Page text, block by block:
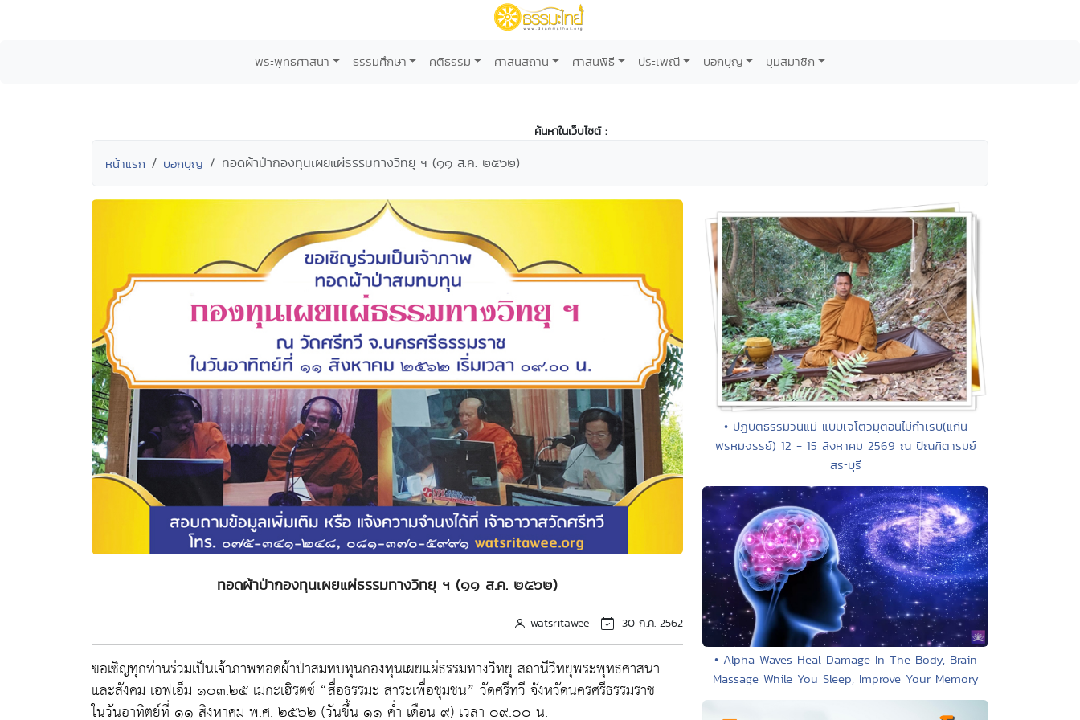
พระพุทธศาสนา ธรรมศึกษา คติธรรม ศาสนสถาน ศาสนพิธี ประเพณี บอกบุญ มุมสมาชิก
ค้นหาในเว็บไซต์ :
หน้าแรก บอกบุญ ทอดผ้าป่ากองทุนเผยแผ่ธรรมทางวิทยุ ฯ (๑๑ ส.ค. ๒๕๖๒)
ทอดผ้าป่ากองทุนเผยแผ่ธรรมทางวิทยุ ฯ (๑๑ ส.ค. ๒๕๖๒)
watsritawee 30 ก.ค. 2562
ขอเชิญทุกท่านร่วมเป็นเจ้าภาพทอดผ้าป่าสมทบทุนกองทุนเผยแผ่ธรรมทางวิทยุ สถานีวิทยุพระพุทธศาสนา
และสังคม เอฟเอ็ม ๑๐๓.๒๕ เมกะเฮิรตซ์ “สื่อธรรมะ สาระเพื่อชุมชน” วัดศรีทวี จังหวัดนครศรีธรรมราช
ในวันอาทิตย์ที่ ๑๑ สิงหาคม พ.ศ. ๒๕๖๒ (วันขึ้น ๑๑ ค่ำ เดือน ๙) เวลา ๐๙.๐๐ น.
• ปฏิบัติธรรมวันแม่ แบบเจโตวิมุติอันไม่กำเริบ(แก่น
พรหมจรรย์) 12 - 15 สิงหาคม 2569 ณ ปัณฑิตารมย์
สระบุรี
• Alpha Waves Heal Damage In The Body, Brain
Massage While You Sleep, Improve Your Memory